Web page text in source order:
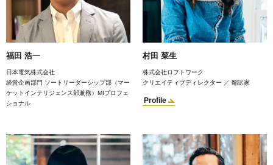
福田 浩一
日本電気株式会社
経営企画部門 ソートリーダーシップ部（マー
ケットインテリジェンス部兼務）MIプロフェ
ショナル
村田 菜生
株式会社ロフトワーク
クリエイティブディレクター ／ 翻訳家
Profile